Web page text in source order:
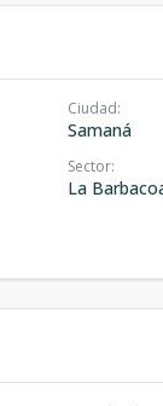
Ciudad:
Samaná
Sector:
La